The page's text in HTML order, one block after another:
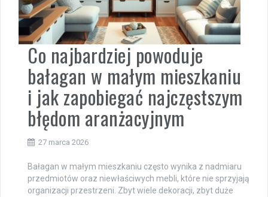
Co najbardziej powoduje
bałagan w małym mieszkaniu
i jak zapobiegać najczęstszym
błędom aranżacyjnym
27 marca 2026
Bałagan w małym mieszkaniu często wynika z nadmiaru
przedmiotów oraz niewłaściwych mebli, które nie sprzyjają
organizacji przestrzeni. Zbyt wiele dekoracji, zbyt duże